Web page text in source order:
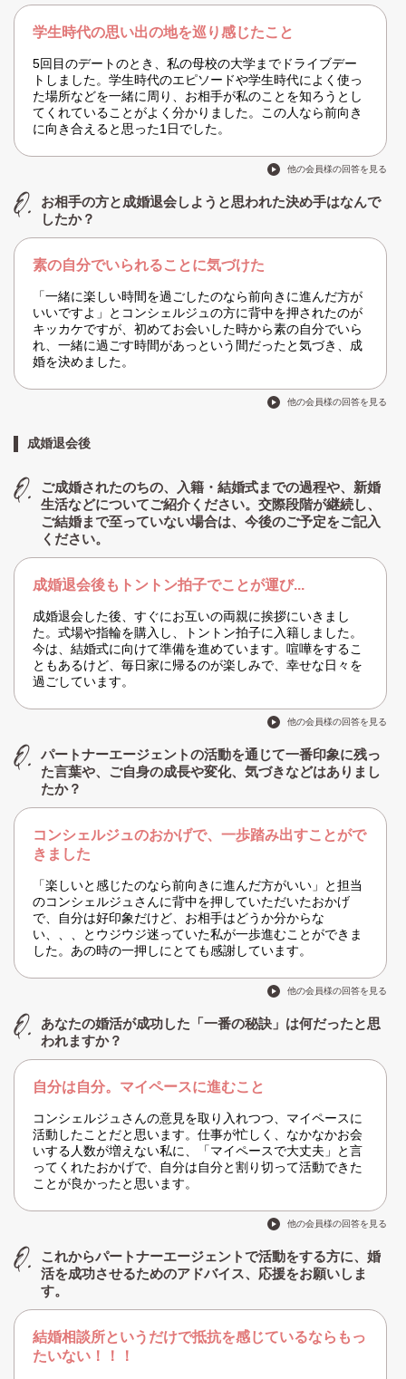
学生時代の思い出の地を巡り感じたこと
5回目のデートのとき、私の母校の大学までドライブデー
トしました。学生時代のエピソードや学生時代によく使っ
た場所などを一緒に周り、お相手が私のことを知ろうとし
てくれていることがよく分かりました。この人なら前向き
に向き合えると思った1日でした。
他の会員様の回答を見る
お相手の方と成婚退会しようと思われた決め手はなんで
したか？
素の自分でいられることに気づけた
「一緒に楽しい時間を過ごしたのなら前向きに進んだ方が
いいですよ」とコンシェルジュの方に背中を押されたのが
キッカケですが、初めてお会いした時から素の自分でいら
れ、一緒に過ごす時間があっという間だったと気づき、成
婚を決めました。
他の会員様の回答を見る
成婚退会後
ご成婚されたのちの、入籍・結婚式までの過程や、新婚
生活などについてご紹介ください。交際段階が継続し、
ご結婚まで至っていない場合は、今後のご予定をご記入
ください。
成婚退会後もトントン拍子でことが運び...
成婚退会した後、すぐにお互いの両親に挨拶にいきまし
た。式場や指輪を購入し、トントン拍子に入籍しました。
今は、結婚式に向けて準備を進めています。喧嘩をするこ
ともあるけど、毎日家に帰るのが楽しみで、幸せな日々を
過ごしています。
他の会員様の回答を見る
パートナーエージェントの活動を通じて一番印象に残っ
た言葉や、ご自身の成長や変化、気づきなどはありまし
たか？
コンシェルジュのおかげで、一歩踏み出すことがで
きました
「楽しいと感じたのなら前向きに進んだ方がいい」と担当
のコンシェルジュさんに背中を押していただいたおかげ
で、自分は好印象だけど、お相手はどうか分からな
い、、、とウジウジ迷っていた私が一歩進むことができま
した。あの時の一押しにとても感謝しています。
他の会員様の回答を見る
あなたの婚活が成功した「一番の秘訣」は何だったと思
われますか？
自分は自分。マイペースに進むこと
コンシェルジュさんの意見を取り入れつつ、マイペースに
活動したことだと思います。仕事が忙しく、なかなかお会
いする人数が増えない私に、「マイペースで大丈夫」と言
ってくれたおかげで、自分は自分と割り切って活動できた
ことが良かったと思います。
他の会員様の回答を見る
これからパートナーエージェントで活動をする方に、婚
活を成功させるためのアドバイス、応援をお願いしま
す。
結婚相談所というだけで抵抗を感じているならもっ
たいない！！！